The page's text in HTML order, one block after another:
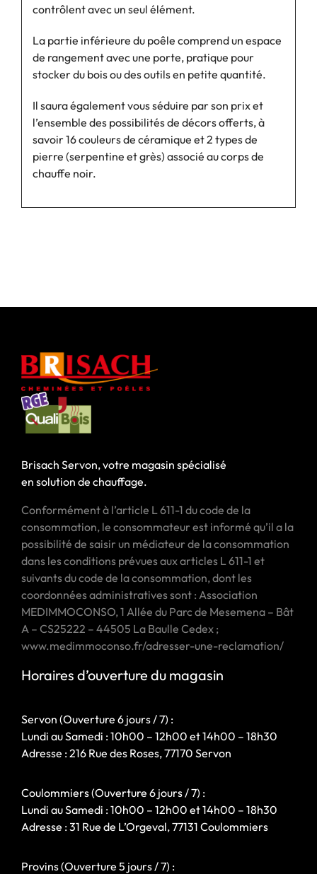
contrôlent avec un seul élément.
La partie inférieure du poêle comprend un espace
de rangement avec une porte, pratique pour
stocker du bois ou des outils en petite quantité.
Il saura également vous séduire par son prix et
l’ensemble des possibilités de décors offerts, à
savoir 16 couleurs de céramique et 2 types de
pierre (serpentine et grès) associé au corps de
chauffe noir.
Brisach Servon, votre magasin spécialisé
en solution de chauffage.
Conformément à l’article L 611-1 du code de la
consommation, le consommateur est informé qu’il a la
possibilité de saisir un médiateur de la consommation
dans les conditions prévues aux articles L 611-1 et
suivants du code de la consommation, dont les
coordonnées administratives sont : Association
MEDIMMOCONSO, 1 Allée du Parc de Mesemena – Bât
A – CS25222 – 44505 La Baulle Cedex ;
www.medimmoconso.fr/adresser-une-reclamation/
Horaires d’ouverture du magasin
Servon (Ouverture 6 jours / 7) :
Lundi au Samedi : 10h00 – 12h00 et 14h00 – 18h30
Adresse : 216 Rue des Roses, 77170 Servon
Coulommiers (Ouverture 6 jours / 7) :
Lundi au Samedi : 10h00 – 12h00 et 14h00 – 18h30
Adresse : 31 Rue de L’Orgeval, 77131 Coulommiers
Provins (Ouverture 5 jours / 7) :